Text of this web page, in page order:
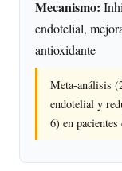
Mecanismo:
endotelial,
antioxidante
Meta-análisis
endotelial y
6) en pacientes